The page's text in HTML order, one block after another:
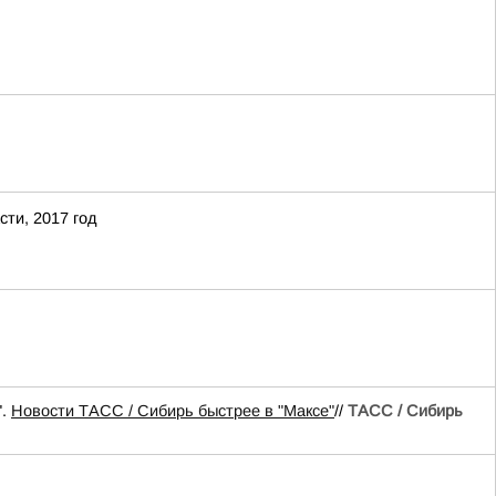
2017 год
Новости ТАСС / Сибирь быстрее в "Mаксе"// ТАСС / Сибирь